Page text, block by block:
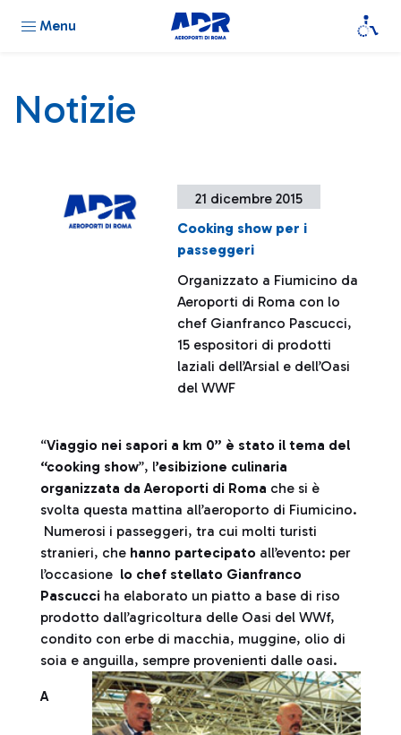
Menu
Notizie
21 dicembre 2015
Cooking show per i
passeggeri
Organizzato a Fiumicino da
Aeroporti di Roma con lo
chef Gianfranco Pascucci,
15 espositori di prodotti
laziali dell’Arsial e dell’Oasi
del WWF
“Viaggio nei sapori a km 0” è stato il tema del
“cooking show”, l’esibizione culinaria
organizzata da Aeroporti di Roma che si è
svolta questa mattina all’aeroporto di Fiumicino.
Numerosi i passeggeri, tra cui molti turisti
stranieri, che hanno partecipato all’evento: per
l’occasione lo chef stellato Gianfranco
Pascucci ha elaborato un piatto a base di riso
prodotto dall’agricoltura delle Oasi del WWf,
condito con erbe di macchia, muggine, olio di
soia e anguilla, sempre provenienti dalle oasi.
A